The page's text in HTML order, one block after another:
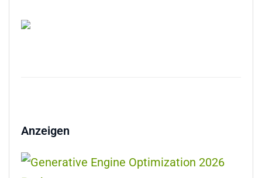
Anzeigen